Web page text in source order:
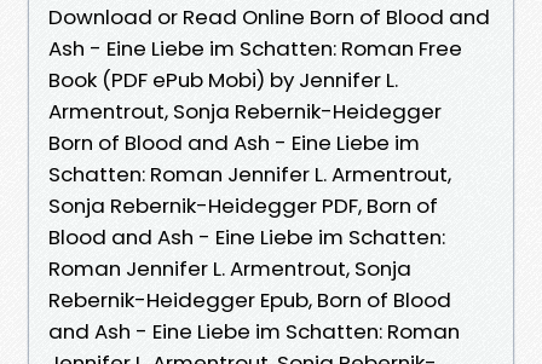
Download or Read Online Born of Blood and
Ash - Eine Liebe im Schatten: Roman Free
Book (PDF ePub Mobi) by Jennifer L.
Armentrout, Sonja Rebernik-Heidegger
Born of Blood and Ash - Eine Liebe im
Schatten: Roman Jennifer L. Armentrout,
Sonja Rebernik-Heidegger PDF, Born of
Blood and Ash - Eine Liebe im Schatten:
Roman Jennifer L. Armentrout, Sonja
Rebernik-Heidegger Epub, Born of Blood
and Ash - Eine Liebe im Schatten: Roman